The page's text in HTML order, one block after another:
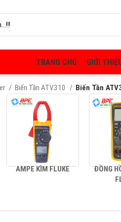
TRANG CHỦ GIỚI
Biến Tần ATV310 Biến Tần
AMPE KÌM FLUKE
ĐỒNG